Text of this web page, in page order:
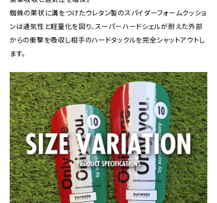
蜘蛛の巣状に溝をつけたウレタン製のスパイダーフォームクッショ
ンは通気性と軽量化を図り、スーパーハードシェルが耐えた外部
からの衝撃を吸収し相手のハードタックルを完全シャットアウトし
ます。